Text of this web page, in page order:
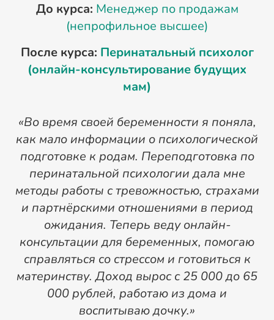
До курса: Менеджер по продажам
(непрофильное высшее)
После курса: Перинатальный психолог
(онлайн-консультирование будущих
мам)
«Во время своей беременности я поняла,
как мало информации о психологической
подготовке к родам. Переподготовка по
перинатальной психологии дала мне
методы работы с тревожностью, страхами
и партнёрскими отношениями в период
ожидания. Теперь веду онлайн-
консультации для беременных, помогаю
справляться со стрессом и готовиться к
материнству. Доход вырос с 25 000 до 65
000 рублей, работаю из дома и
воспитываю дочку.»